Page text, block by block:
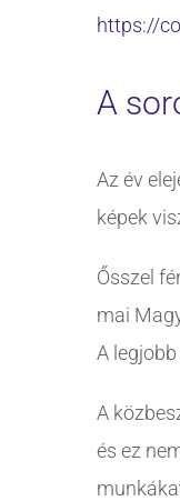
https://
A
Az év
képek
Ősszel
mai
A
A
és ez